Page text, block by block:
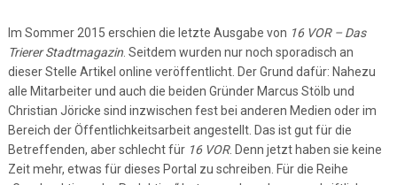
Im Sommer 2015 erschien die letzte Ausgabe von 16 VOR – Das
Trierer Stadtmagazin. Seitdem wurden nur noch sporadisch an
dieser Stelle Artikel online veröffentlicht. Der Grund dafür: Nahezu
alle Mitarbeiter und auch die beiden Gründer Marcus Stölb und
Christian Jöricke sind inzwischen fest bei anderen Medien oder im
Bereich der Öffentlichkeitsarbeit angestellt. Das ist gut für die
Betreffenden, aber schlecht für 16 VOR. Denn jetzt haben sie keine
Zeit mehr, etwas für dieses Portal zu schreiben. Für die Reihe